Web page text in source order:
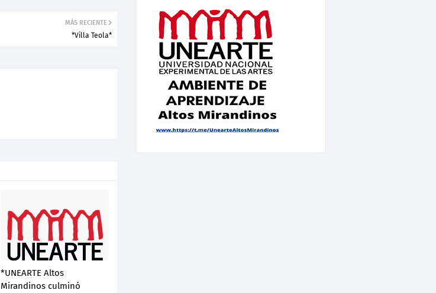
MÁS RECIENTE
*Villa Teola*
*UNEARTE Altos
Mirandinos culminó